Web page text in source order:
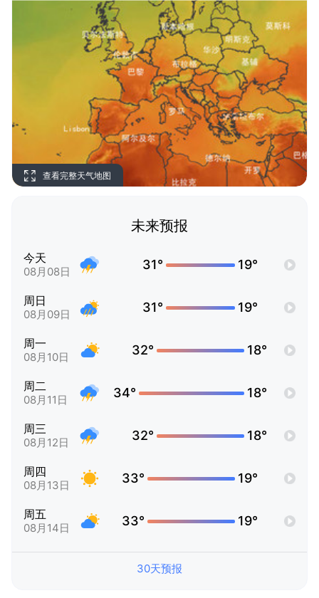
查看完整天气地图
未来预报
今天
08月08日 31° 19°
周日
08月09日 31° 19°
周一
08月10日 32° 18°
周二
08月11日 34° 18°
周三
08月12日 32° 18°
周四
08月13日 33° 19°
周五
08月14日 33° 19°
30天预报